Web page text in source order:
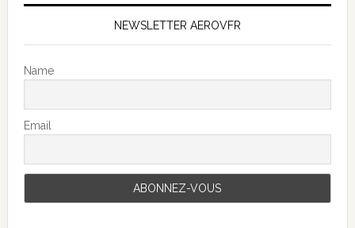
NEWSLETTER AEROVFR
Name
Email